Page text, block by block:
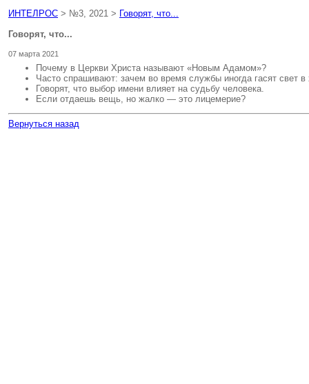
ИНТЕЛРОС > №3, 2021 > Говорят, что...
Говорят, что...
07 марта 2021
Почему в Церкви Христа называют «Новым Адамом»?
Часто спрашивают: зачем во время службы иногда гасят свет в
Говорят, что выбор имени влияет на судьбу человека.
Если отдаешь вещь, но жалко — это лицемерие?
Вернуться назад